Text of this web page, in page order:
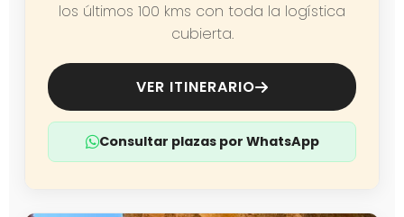
los últimos 100 kms con toda la logística
cubierta.
VER ITINERARIO
Consultar plazas por WhatsApp